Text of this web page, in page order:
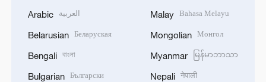
Arabic العربية
Belarusian Беларуская
Bengali বাংলা
Bulgarian Български
Malay Bahasa Melayu
Mongolian Монгол
Myanmar မြန်မာဘာသာ
Nepali नेपाली